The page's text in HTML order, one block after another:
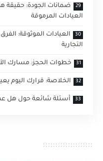
ضمانات الجودة: حقيقة
العيادات المرموقة
العيادات الموثوقة:
التجارية
خطوات الحجز: مسارك
الخلاصة: قرارك اليوم
أسئلة شائعة حول هل